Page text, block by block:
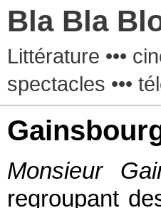
Bla Bla
Littérature •••
spectacles •••
Monsieur
regroupant